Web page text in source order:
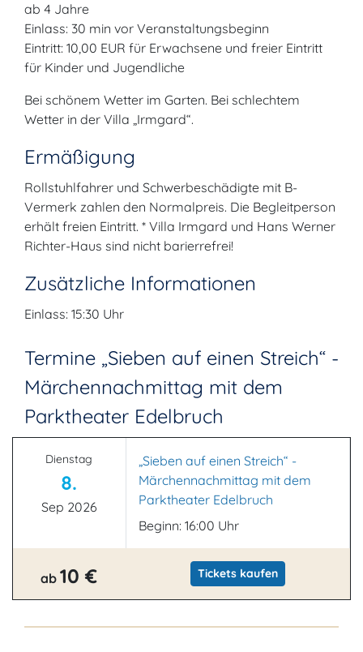
ab 4 Jahre
Einlass: 30 min vor Veranstaltungsbeginn
Eintritt: 10,00 EUR für Erwachsene und freier Eintritt
für Kinder und Jugendliche
Bei schönem Wetter im Garten. Bei schlechtem
Wetter in der Villa „Irmgard“.
Ermäßigung
Rollstuhlfahrer und Schwerbeschädigte mit B-
Vermerk zahlen den Normalpreis. Die Begleitperson
erhält freien Eintritt. * Villa Irmgard und Hans Werner
Richter-Haus sind nicht barierrefrei!
Zusätzliche Informationen
Einlass: 15:30 Uhr
Termine „Sieben auf einen Streich“ -
Märchennachmittag mit dem
Parktheater Edelbruch
Dienstag
8.
Sep 2026
„Sieben auf einen Streich“ -
Märchennachmittag mit dem
Parktheater Edelbruch
Beginn: 16:00 Uhr
ab10 € Tickets kaufen